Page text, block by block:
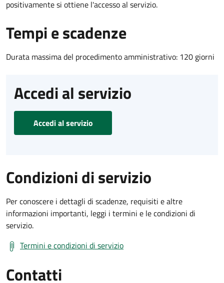
positivamente si ottiene l'accesso al servizio.
Tempi e scadenze
Durata massima del procedimento amministrativo: 120 giorni
Accedi al servizio
Accedi al servizio
Condizioni di servizio
Per conoscere i dettagli di scadenze, requisiti e altre
informazioni importanti, leggi i termini e le condizioni di
servizio.
Termini e condizioni di servizio
Contatti